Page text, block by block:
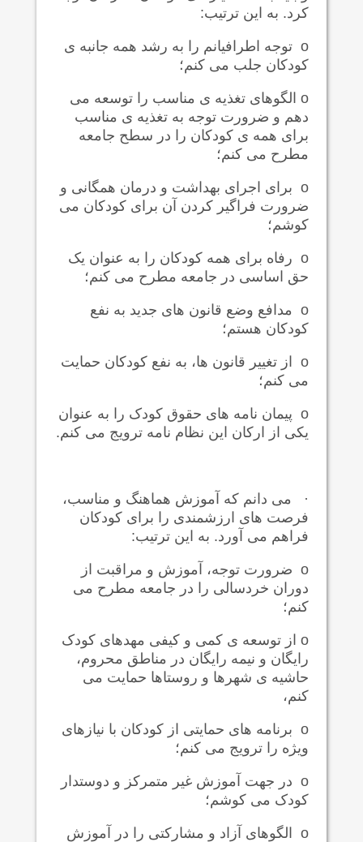
کرد. به این ترتیب:
o توجه اطرافیانم را به رشد همه جانبه ی
کودکان جلب می کنم؛
o الگوهای تغذیه ی مناسب را توسعه می
دهم و ضرورت توجه به تغذیه ی مناسب
برای همه ی کودکان را در سطح جامعه
مطرح می کنم؛
o برای اجرای بهداشت و درمان همگانی و
ضرورت فراگیر کردن آن برای کودکان می
کوشم؛
o رفاه برای همه کودکان را به عنوان یک
حق اساسی در جامعه مطرح می کنم؛
o مدافع وضع قانون های جدید به نفع
کودکان هستم؛
o از تغییر قانون ها، به نفع کودکان حمایت
می کنم؛
o پیمان نامه های حقوق کودک را به عنوان
یکی از ارکان این نظام نامه ترویج می کنم.
· می دانم که آموزش هماهنگ و مناسب،
فرصت های ارزشمندی را برای کودکان
فراهم می آورد. به این ترتیب:
o ضرورت توجه، آموزش و مراقبت از
دوران خردسالی را در جامعه مطرح می
کنم؛
o از توسعه ی کمی و کیفی مهدهای کودک
رایگان و نیمه رایگان در مناطق محروم،
حاشیه ی شهرها و روستاها حمایت می
کنم،
o برنامه های حمایتی از کودکان با نیازهای
ویژه را ترویج می کنم؛
o در جهت آموزش غیر متمرکز و دوستدار
کودک می کوشم؛
o الگوهای آزاد و مشارکتی را در آموزش